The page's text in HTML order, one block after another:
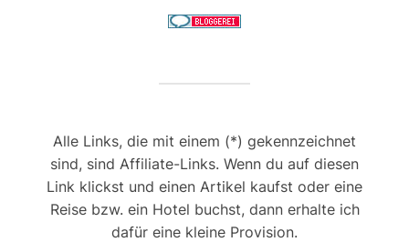
Alle Links, die mit einem (*) gekennzeichnet
sind, sind Affiliate-Links. Wenn du auf diesen
Link klickst und einen Artikel kaufst oder eine
Reise bzw. ein Hotel buchst, dann erhalte ich
dafür eine kleine Provision.